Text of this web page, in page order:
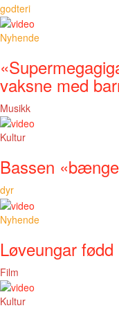
godteri
Nyhende
vaksne med
Musikk
Kultur
Bassen
dyr
Nyhende
Løveungar
Film
Kultur